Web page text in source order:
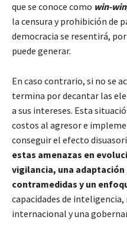
que se conoce como win-win
la censura y prohibición de
democracia se resentirá,
puede generar.
En caso contrario, si no se
termina por decantar las
a sus intereses. Esta
costos al agresor e
conseguir el efecto
estas amenazas en
vigilancia, una
contramedidas y un
capacidades de
internacional y una